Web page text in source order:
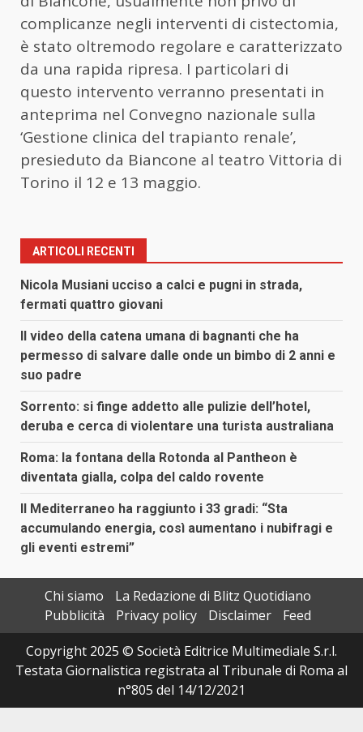
complicanze negli interventi di cistectomia,
è stato oltremodo regolare e caratterizzato
da una rapida ripresa. I particolari di
questo intervento verranno presentati in
anteprima nel Convegno nazionale sulla
‘Gestione clinica del trapianto renale’,
presieduto da Biancone al teatro Vittoria di
Torino il 12 e 13 maggio.
ARTICOLI RECENTI
Nicola Musiani ucciso a calci e pugni in strada,
fermati quattro giovani
Il video della catena umana di bagnanti che ha
permesso di salvare dalle onde un bimbo di 2 anni e
suo padre
Sorrento: si finge addetto alle pulizie dell’hotel,
deruba e cerca di violentare una turista australiana
Roma: la fontana della Rotonda al Pantheon è
diventata gialla, colpa del caldo rovente
Il Mediterraneo ha raggiunto i 33 gradi: “Sta
accumulando energia, così aumentano i nubifragi e
gli eventi estremi”
Chi siamo
La Redazione di Blitz Quotidiano
Pubblicità
Privacy policy Disclaimer
Feed
Copyright 2025 © Società Editrice Multimediale S.r.l.
Testata Giornalistica registrata al Tribunale di Roma al
n°805 del 14/12/2021